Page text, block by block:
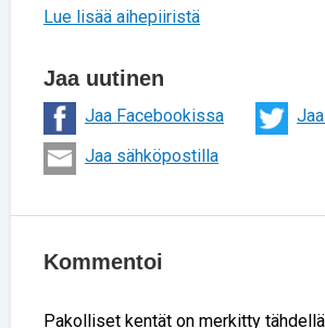
Lue lisää aihepiiristä
Jaa uutinen
Jaa Facebookissa
Jaa sähköpostilla
Kommentoi
Pakolliset kentät on merkitty